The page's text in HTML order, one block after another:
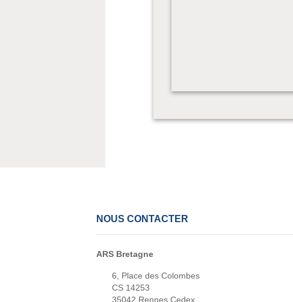
NOUS CONTACTER
ARS Bretagne
6, Place des Colombes
CS 14253
35042 Rennes Cedex